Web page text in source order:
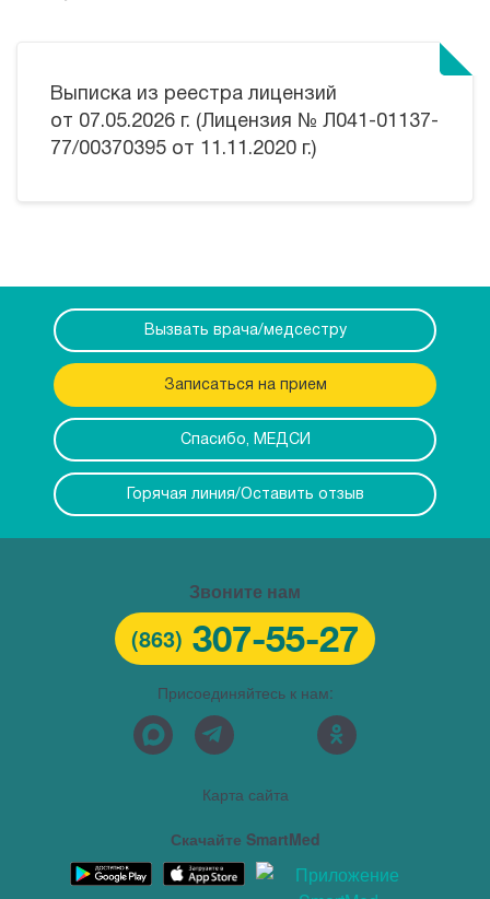
Выписка из реестра лицензий
от 07.05.2026 г. (Лицензия № Л041-01137-
77/00370395 от 11.11.2020 г.)
Вызвать врача/медсестру
Записаться на прием
Спасибо, МЕДСИ
Горячая линия/Оставить отзыв
Звоните нам
(863) 307-55-27
Присоединяйтесь к нам:
Карта сайта
Скачайте SmartMed